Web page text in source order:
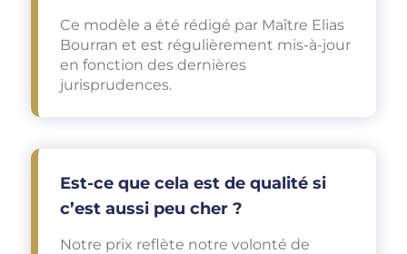
Ce modèle a été rédigé par Maître Elias
Bourran et est régulièrement mis-à-jour
en fonction des dernières
jurisprudences.
Est-ce que cela est de qualité si
c’est aussi peu cher ?
Notre prix reflète notre volonté de